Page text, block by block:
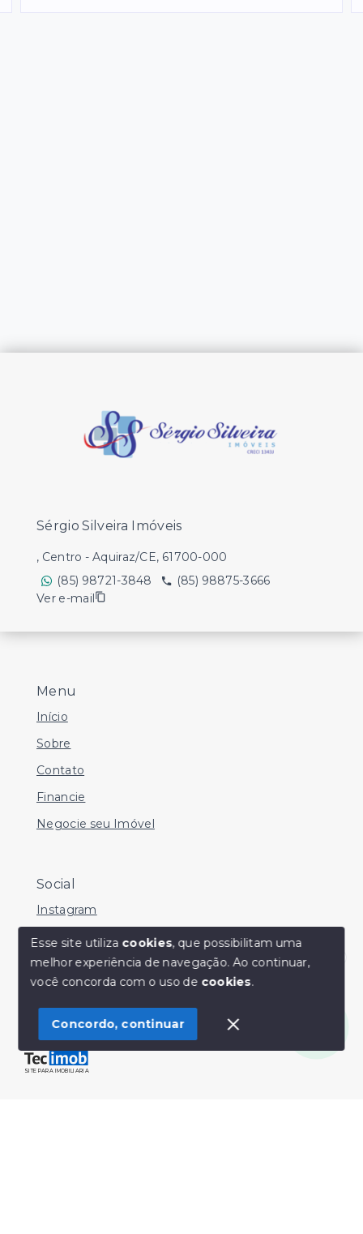
Olá! Estamos disponíveis para te ajudar.
Menu
Início
Sobre
Contato
Financie
Negocie seu Imóvel
Social
Instagram
Facebook
Youtube
© Copyright 2026 - Sérgio Silveira Imóveis - Todos os
direitos reservados
SITE PARA IMOBILIARIA
Sérgio Silveira Imóveis
, Centro - Aquiraz/CE, 61700-000
(85) 98721-3848
(85) 98875-3666
Ver e-mail
Esse site utiliza cookies, que possibilitam uma
melhor experiência de navegação.Ao continuar,
você concorda com o uso de cookies.
Concordo, continuar